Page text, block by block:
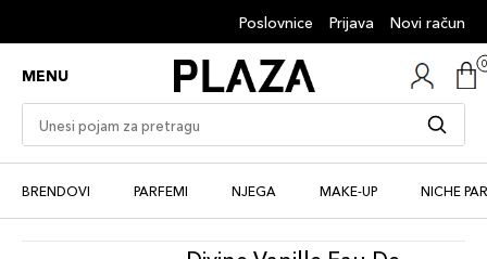
Poslovnice Prijava Novi račun
MENU
BRENDOVI PARFEMI NJEGA MAKE-UP NICHE